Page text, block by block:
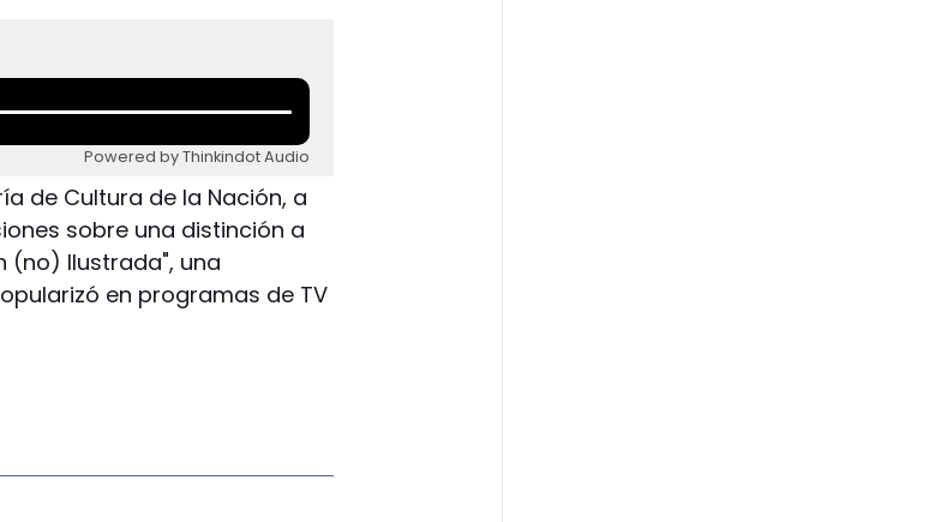
Powered by Thinkindot Audio
de Cultura de la Nación, a
sobre una distinción a
(no) Ilustrada", una
en programas de TV